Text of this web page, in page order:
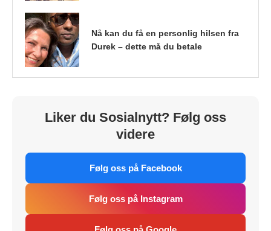
Nå kan du få en personlig hilsen fra
Durek – dette må du betale
Liker du Sosialnytt? Følg oss
videre
Følg oss på Facebook
Følg oss på Instagram